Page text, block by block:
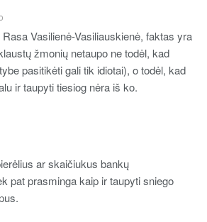
Vasilienė-Vasiliauskienė, faktas yra
žmonių netaupo ne todėl, kad
pasitikėti gali tik idiotai), o todėl, kad
ir taupyti tiesiog nėra iš ko.
ar skaičiukus bankų
pat prasminga kaip ir taupyti sniego